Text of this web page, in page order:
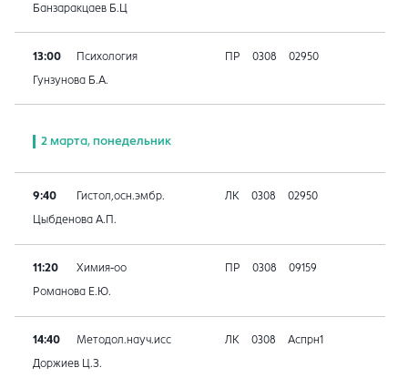
Банзаракцаев Б.Ц
13:00 Психология ПР 0308 02950
Гунзунова Б.А.
2 марта, понедельник
9:40 Гистол,осн.эмбр. ЛК 0308 02950
Цыбденова А.П.
11:20 Химия-оо ПР 0308 09159
Романова Е.Ю.
14:40 Методол.науч.исс ЛК 0308 Аспрн1
Доржиев Ц.З.